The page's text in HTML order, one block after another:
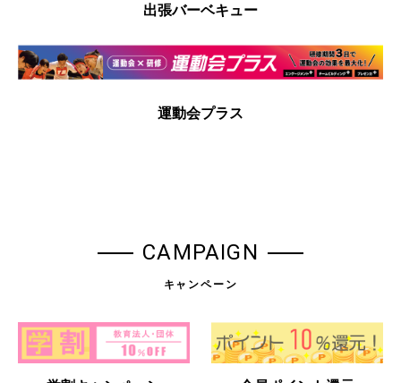
出張バーベキュー
運動会プラス
CAMPAIGN
キャンペーン